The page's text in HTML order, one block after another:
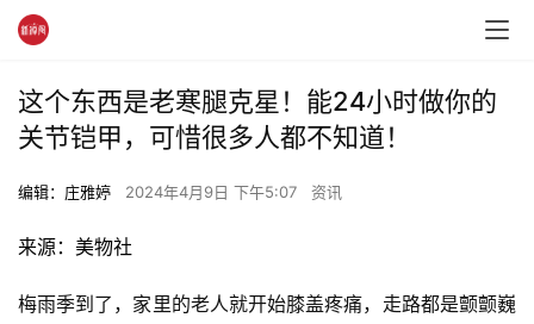
这个东西是老寒腿克星！能24小时做你的
关节铠甲，可惜很多人都不知道！
编辑：庄雅婷 2024年4月9日 下午5:07 资讯
来源：美物社
梅雨季到了，家里的老人就开始膝盖疼痛，走路都是颤颤巍